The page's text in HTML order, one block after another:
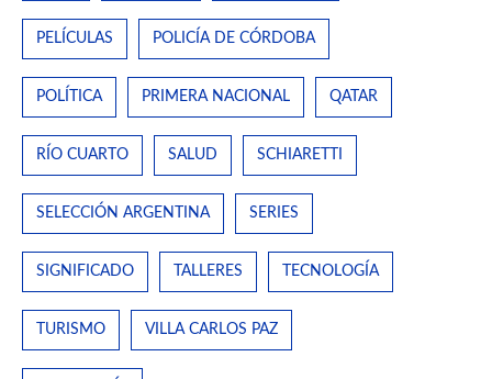
PELÍCULAS POLICÍA DE CÓRDOBA
POLÍTICA PRIMERA NACIONAL QATAR
RÍO CUARTO SALUD SCHIARETTI
SELECCIÓN ARGENTINA SERIES
SIGNIFICADO TALLERES TECNOLOGÍA
TURISMO VILLA CARLOS PAZ